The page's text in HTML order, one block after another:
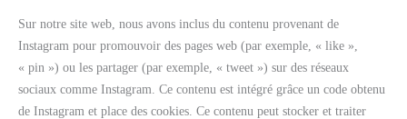
Sur notre site web, nous avons inclus du contenu provenant de
Instagram pour promouvoir des pages web (par exemple, « like »,
« pin ») ou les partager (par exemple, « tweet ») sur des réseaux
sociaux comme Instagram. Ce contenu est intégré grâce un code obtenu
de Instagram et place des cookies. Ce contenu peut stocker et traiter